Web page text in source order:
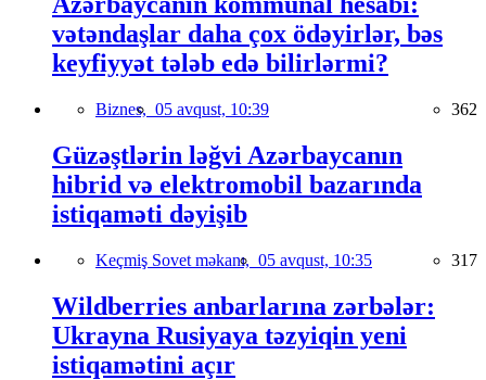
vətəndaşlar daha çox ödəyirlər, bəs
keyfiyyət tələb edə bilirlərmi?
Biznes, 05 avqust, 10:39 362
Güzəştlərin ləğvi Azərbaycanın
hibrid və elektromobil bazarında
istiqaməti dəyişib
Keçmiş Sovet məkanı, 05 avqust, 10:35 317
Wildberries anbarlarına zərbələr:
Ukrayna Rusiyaya təzyiqin yeni
istiqamətini açır